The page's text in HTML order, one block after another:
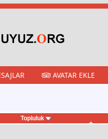
AVATAR EKLE
Topluluk